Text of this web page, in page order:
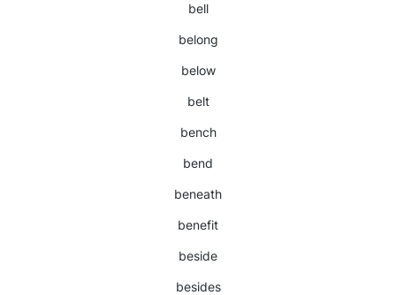
bell
belong
below
belt
bench
bend
beneath
benefit
beside
besides